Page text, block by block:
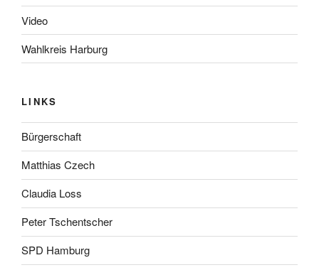
Video
Wahlkreis Harburg
LINKS
Bürgerschaft
Matthias Czech
Claudia Loss
Peter Tschentscher
SPD Hamburg